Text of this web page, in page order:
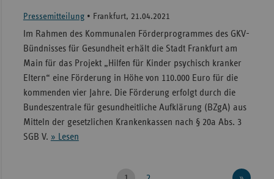
Pressemitteilung• Frankfurt, 21.04.2021
Im Rahmen des Kommunalen Förderprogrammes des GKV-
Bündnisses für Gesundheit erhält die Stadt Frankfurt am
Main für das Projekt „Hilfen für Kinder psychisch kranker
Eltern“ eine Förderung in Höhe von 110.000 Euro für die
kommenden vier Jahre. Die Förderung erfolgt durch die
Bundeszentrale für gesundheitliche Aufklärung (BZgA) aus
Mitteln der gesetzlichen Krankenkassen nach § 20a Abs. 3
SGB V. » Lesen